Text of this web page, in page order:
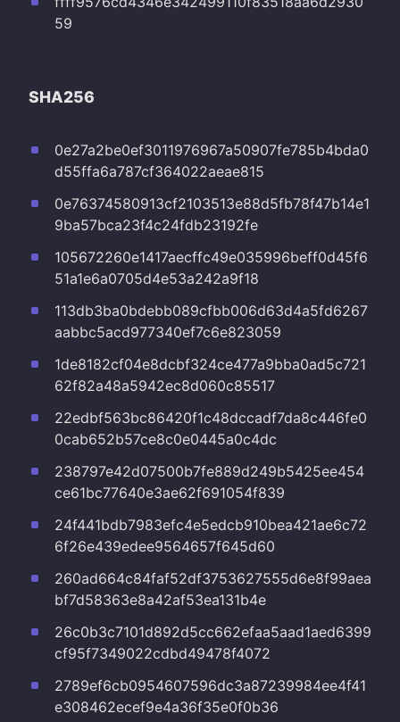
59
SHA256
0e27a2be0ef3011976967a50907fe785b4bda0
d55ffa6a787cf364022aeae815
0e76374580913cf2103513e88d5fb78f47b14e1
9ba57bca23f4c24fdb23192fe
105672260e1417aecffc49e035996beff0d45f6
51a1e6a0705d4e53a242a9f18
113db3ba0bdebb089cfbb006d63d4a5fd6267
aabbc5acd977340ef7c6e823059
1de8182cf04e8dcbf324ce477a9bba0ad5c721
62f82a48a5942ec8d060c85517
22edbf563bc86420f1c48dccadf7da8c446fe0
0cab652b57ce8c0e0445a0c4dc
238797e42d07500b7fe889d249b5425ee454
ce61bc77640e3ae62f691054f839
24f441bdb7983efc4e5edcb910bea421ae6c72
6f26e439edee9564657f645d60
260ad664c84faf52df3753627555d6e8f99aea
bf7d58363e8a42af53ea131b4e
26c0b3c7101d892d5cc662efaa5aad1aed6399
cf95f7349022cdbd49478f4072
2789ef6cb0954607596dc3a87239984ee4f41
e308462ecef9e4a36f35e0f0b36